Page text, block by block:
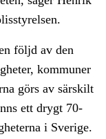
följd av den
kommuner
görs av särskilt
ett drygt 70-
i Sverige.